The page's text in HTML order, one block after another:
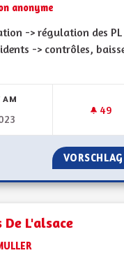
anonyme
-> régulation des
-> contrôles,
AM
49
L'alsace